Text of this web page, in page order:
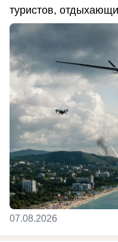
туристов,
07.08.2026